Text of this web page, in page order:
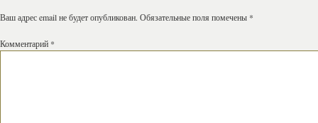
Ваш адрес email не будет опубликован. Обязательные поля помечены *
Комментарий *